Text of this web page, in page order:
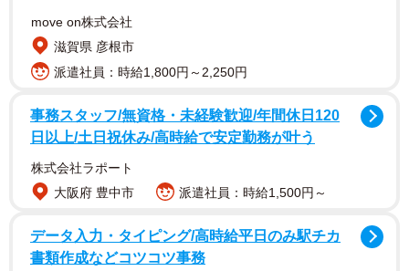
えたのが、壁の小窓スペースを活用したオムツストック棚
です。本来なら、ちょっとした写真の置き物などを置くス
ペースのようですが、200枚強の紙オムツが見事に収納され
move on株式会社
滋賀県 彦根市
派遣社員：時給1,800円～2,250円
事務スタッフ/無資格・未経験歓迎/年間休日120
日以上/土日祝休み/高時給で安定勤務が叶う
株式会社ラポート
大阪府 豊中市
派遣社員：時給1,500円～
データ入力・タイピング/高時給平日のみ駅チカ
書類作成などコツコツ事務